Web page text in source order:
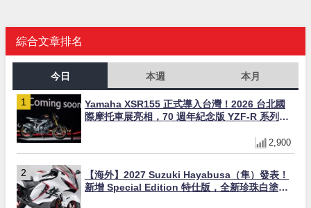
綜合文章排名
今日 本週 本月
Yamaha XSR155 正式導入台灣！2026 台北國
際摩托車展亮相，70 週年紀念版 YZF-R 系列限
2,900
【海外】2027 Suzuki Hayabusa（隼）發表！
新增 Special Edition 特仕版，全新珍珠白塗裝